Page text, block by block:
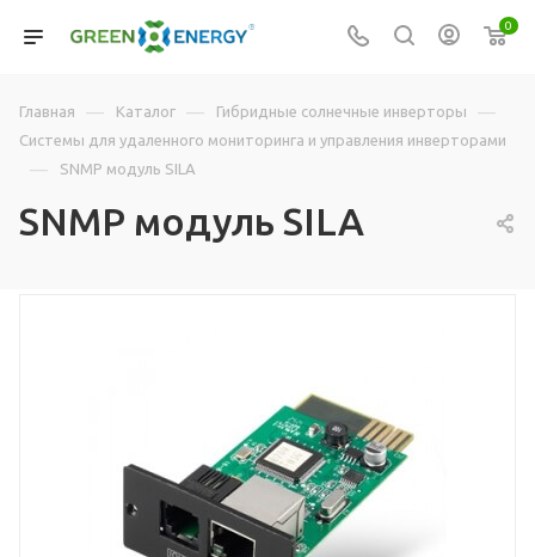
0
Главная — Каталог — Гибридные солнечные инверторы —
Системы для удаленного мониторинга и управления инверторами
— SNMP модуль SILA
SNMP модуль SILA